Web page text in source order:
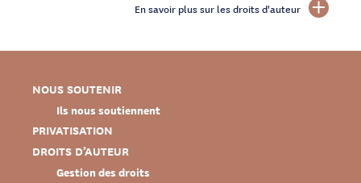
En savoir plus sur les droits d'auteur
NOUS SOUTENIR
Ils nous soutiennent
PRIVATISATION
DROITS D’AUTEUR
Gestion des droits